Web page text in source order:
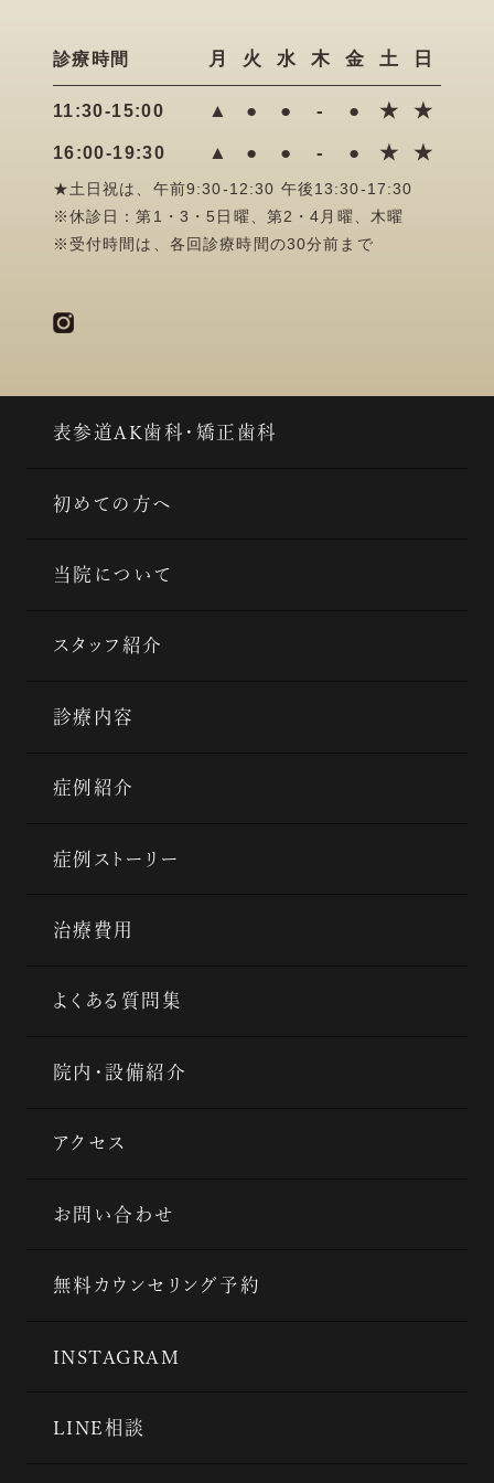
診療時間 月 火 水 木 金 土 日
11:30-15:00 ▲ ● ● - ● ★ ★
16:00-19:30 ▲ ● ● - ● ★ ★
★土日祝は、午前9:30-12:30 午後13:30-17:30
※休診日：第1・3・5日曜、第2・4月曜、木曜
※受付時間は、各回診療時間の30分前まで
表参道AK歯科・矯正歯科
初めての方へ
当院について
スタッフ紹介
診療内容
症例紹介
症例ストーリー
治療費用
よくある質問集
院内・設備紹介
アクセス
お問い合わせ
無料カウンセリング予約
INSTAGRAM
LINE相談